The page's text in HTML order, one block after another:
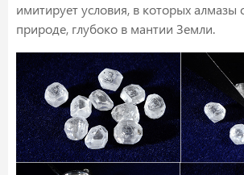
имитирует условия, в которых алмазы
природе, глубоко в мантии Земли.